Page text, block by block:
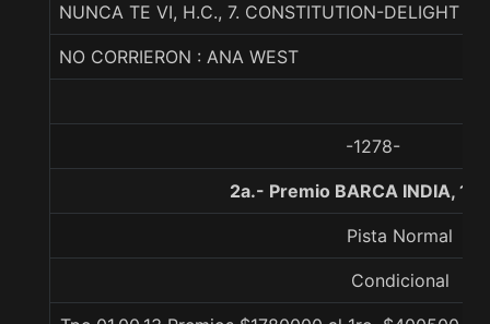
NUNCA TE VI, H.C., 7. CONSTITUTION-DELIGHT II-
NO CORRIERON : ANA WEST
-1278-
2a.- Premio BARCA INDIA,
Pista Normal
Condicional